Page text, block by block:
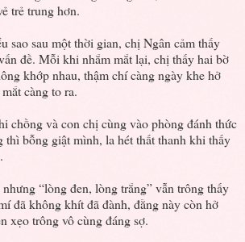
trẻ trung hơn.
sao sau một thời gian, chị Ngân cảm thấy
đề. Mỗi khi nhắm mắt lại, chị thấy hai bờ
khớp nhau, thậm chí càng ngày khe hở
càng to ra.
chồng và con chị cùng vào phòng đánh thức
thì bỗng giật mình, la hét thất thanh khi thấy
“lòng đen, lòng trắng” vẫn trông thấy
đã không khít đã đành, đằng này còn hở
xẹo trông vô cùng đáng sợ.